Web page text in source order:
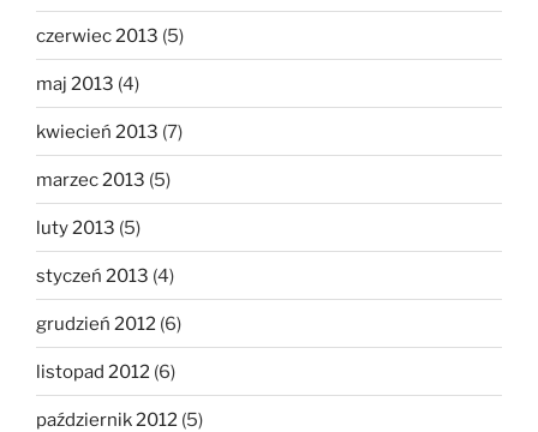
czerwiec 2013 (5)
maj 2013 (4)
kwiecień 2013 (7)
marzec 2013 (5)
luty 2013 (5)
styczeń 2013 (4)
grudzień 2012 (6)
listopad 2012 (6)
październik 2012 (5)